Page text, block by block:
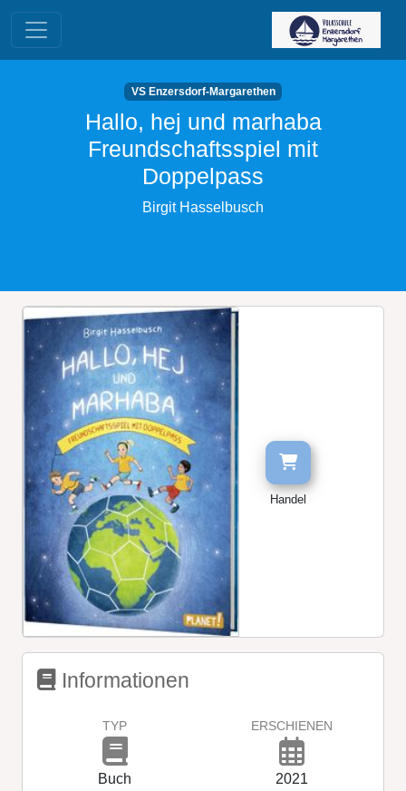
VS Enzersdorf-Margarethen
Hallo, hej und marhaba
Freundschaftsspiel mit
Doppelpass
Birgit Hasselbusch
Handel
Informationen
TYP
Buch
ERSCHIENEN
2021